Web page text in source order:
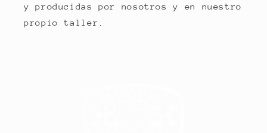
y producidas por nosotros y en nuestro
propio taller.